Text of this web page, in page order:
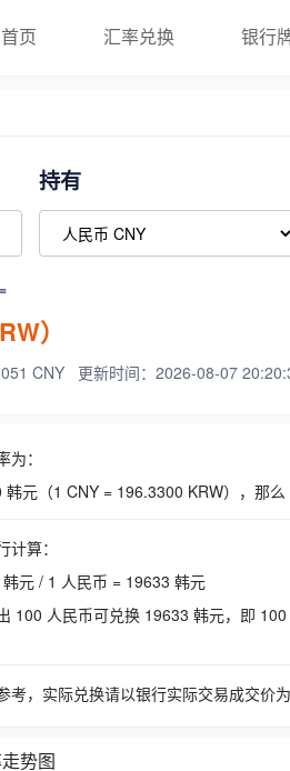
首页 汇率兑换 银行
持有
）
CNY 更新时间：2026-08-07
：
元（1 CNY = 196.3300 KRW），那么
算：
元 / 1 人民币 = 19633 韩元
100 人民币可兑换 19633 韩元，即
考，实际兑换请以银行实际交易成交价为
势图